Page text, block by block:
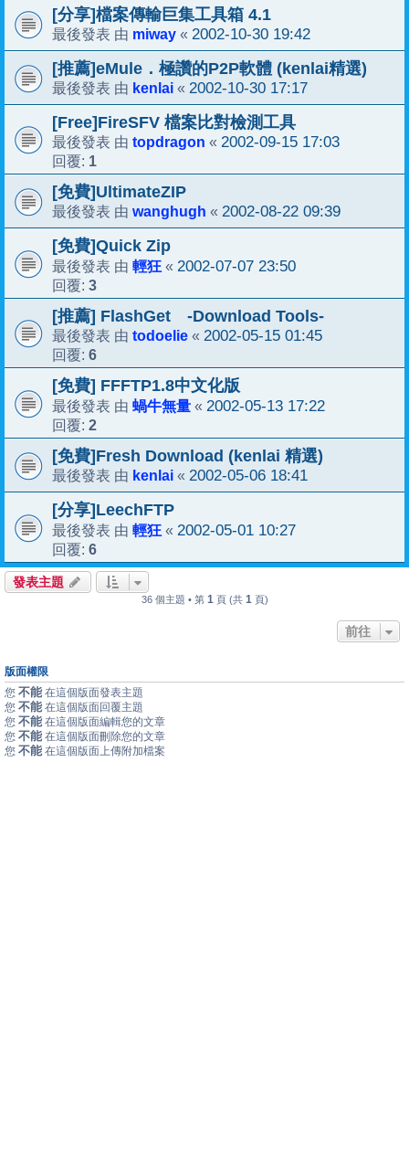
[分享]檔案傳輸巨集工具箱 4.1
最後發表 由 miway « 2002-10-30 19:42
[推薦]eMule．極讚的P2P軟體 (kenlai精選)
最後發表 由 kenlai « 2002-10-30 17:17
[Free]FireSFV 檔案比對檢測工具
最後發表 由 topdragon « 2002-09-15 17:03
回覆: 1
[免費]UltimateZIP
最後發表 由 wanghugh « 2002-08-22 09:39
[免費]Quick Zip
最後發表 由 輕狂 « 2002-07-07 23:50
回覆: 3
[推薦] FlashGet -Download Tools-
最後發表 由 todoelie « 2002-05-15 01:45
回覆: 6
[免費] FFFTP1.8中文化版
最後發表 由 蝸牛無量 « 2002-05-13 17:22
回覆: 2
[免費]Fresh Download (kenlai 精選)
最後發表 由 kenlai « 2002-05-06 18:41
[分享]LeechFTP
最後發表 由 輕狂 « 2002-05-01 10:27
回覆: 6
發表主題
36 個主題 • 第 1 頁 (共 1 頁)
前往
版面權限
您 不能 在這個版面發表主題
您 不能 在這個版面回覆主題
您 不能 在這個版面編輯您的文章
您 不能 在這個版面刪除您的文章
您 不能 在這個版面上傳附加檔案